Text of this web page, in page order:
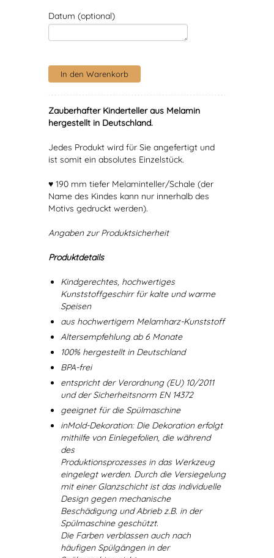
Datum (optional)
Zauberhafter Kinderteller aus Melamin
hergestellt in Deutschland.
Jedes Produkt wird für Sie angefertigt und
ist somit ein absolutes Einzelstück.
♥ 190 mm tiefer Melaminteller/Schale (der
Name des Kindes kann nur innerhalb des
Motivs gedruckt werden).
Angaben zur Produktsicherheit
Produktdetails
Kindgerechtes, hochwertiges
Kunststoffgeschirr für kalte und warme
Speisen
aus hochwertigem Melamharz-Kunststoff
Altersempfehlung ab 6 Monate
100% hergestellt in Deutschland
BPA-frei
entspricht der Verordnung (EU) 10/2011
und der Sicherheitsnorm EN 14372
geeignet für die Spülmaschine
inMold-Dekoration: Die Dekoration erfolgt
mithilfe von Einlegefolien, die während
des
Produktionsprozesses in das Werkzeug
eingelegt werden. Durch die Versiegelung
mit einer Glanzschicht ist das individuelle
Design gegen mechanische
Beschädigung und Abrieb z.B. in der
Spülmaschine geschützt.
Die Farben verblassen auch nach
häufigen Spülgängen in der